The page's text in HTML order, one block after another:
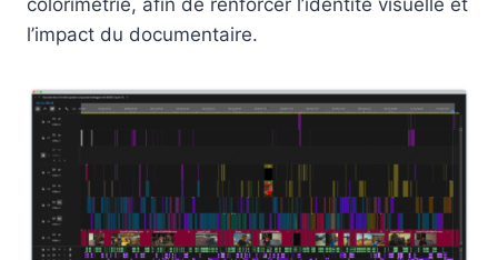
l’impact du documentaire.